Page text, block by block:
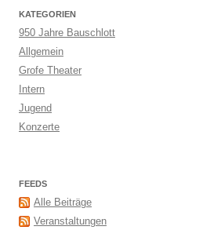
KATEGORIEN
950 Jahre Bauschlott
Allgemein
Grofe Theater
Intern
Jugend
Konzerte
FEEDS
Alle Beiträge
Veranstaltungen